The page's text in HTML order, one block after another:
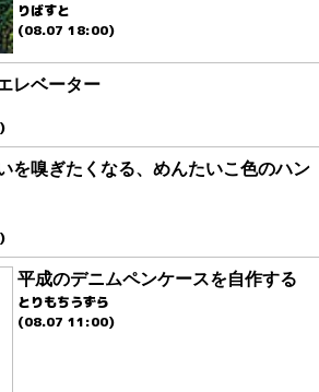
りばすと
(08.07 18:00)
レベーター
を嗅ぎたくなる、めんたいこ色のハン
平成のデニムペンケースを自作する
とりもちうずら
(08.07 11:00)